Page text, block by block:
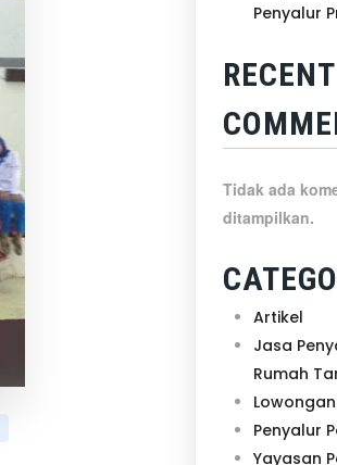
Penyalur
RECENT
Tidak ada
ditampilkan.
Artikel
Jasa
Rumah
Penyalur
Yayasan